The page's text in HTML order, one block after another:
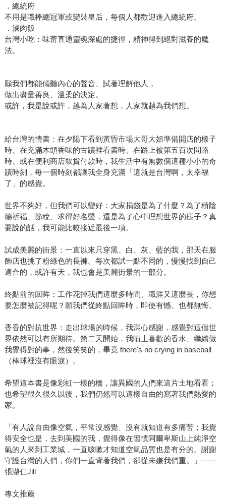
．總統府
不用是職棒總冠軍或變裝皇后，每個人都歡迎進入總統府。
．滷肉飯
台灣小吃：味蕾直通靈魂深處的捷徑，精神得到絕對滋養的魔
法。
願我們都能傾聽內心的聲音、試著理解他人，
做出盡量善良、溫柔的決定。
或許，我是說或許，越為人家著想，人家就越為我們想。
給台灣的情書：在夕陽下看到黃昏市場大哥大姐準備開店的樣子
時、在充滿木頭香味的古蹟裡看書時、在路上被第五百次問路
時、或在便利商店取貨付款時，我生活中有無數個這種小小的奇
蹟時刻，每一個時刻都讓我全身充滿「這就是台灣啊，太幸福
了」的感覺。
世界不夠好，但我們可以變好：大家捐錢是為了什麼？為了積陰
德祈福、節稅、求得好名聲，還是為了心中理想世界的樣子？真
要說的話，我可能比較接近最後一項。
試成美麗的街景：一直以來只穿黑、白、灰、藍的我，那天在服
飾店也挑了粉綠色的長褲。每次都試一點不同的，慢慢找到自己
適合的，或許有天，我也會是美麗街景的一部分。
終點前的回眸：工作花掉我們這麼多時間、職涯又這麼長，你想
要怎麼被記得呢？願我們從終點回眸時，即使有憾、也都無悔。
香香的對抗世界：走出球場的時候，我滿心感謝，感覺對這個世
界依然可以有所期待。第二天開始，我噴上喜歡的香水、繼續做
我覺得對的事，然後笑笑的，畢竟 there's no crying in baseball
（棒球裡沒有眼淚）。
希望這本書是像彩虹一樣的橋，讓異國的人們來這片土地看看；
也希望很久很久以後，我們仍然可以這樣自由的寫著我們熱愛的
家。
「有人說自由像空氣，平常沒感覺、沒有就知道有多痛苦；我覺
得安全也是，去到美國的我，覺得像在習慣阿爾卑斯山上純淨空
氣的人來到工業城，一直咳嗽才知道空氣品質也是有分的。謝謝
守護台灣的人們，你們一直背著我們，卻從未嫌我們重。」——
張瀞仁Jill
專文推薦